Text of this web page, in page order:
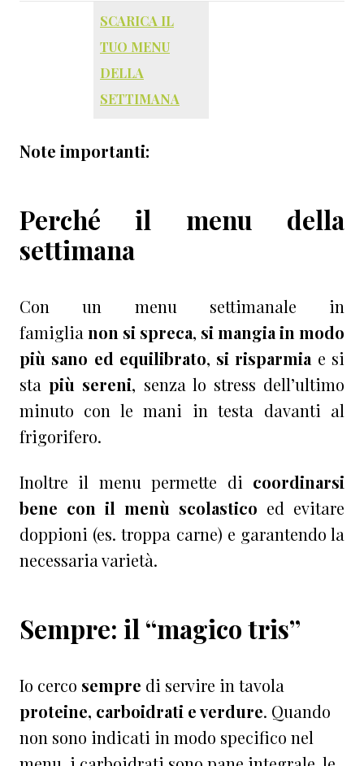
SCARICA IL
TUO MENU
DELLA
SETTIMANA
Note importanti:
Perché il menu della
settimana
Con un menu settimanale in
famiglia non si spreca, si mangia in modo
più sano ed equilibrato, si risparmia e si
stapiù sereni, senza lo stress dell’ultimo
minuto con le mani in testa davanti al
frigorifero.
Inoltre il menu permette di coordinarsi
bene con il menù scolastico ed evitare
doppioni (es. troppa carne) e garantendo la
necessaria varietà.
Sempre: il “magico tris”
Io cerco sempre di servire in tavola
proteine, carboidrati e verdure. Quando
non sono indicati in modo specifico nel